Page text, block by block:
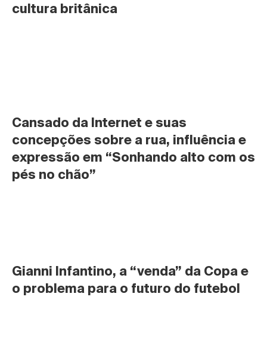
cultura britânica
Cansado da Internet e suas
concepções sobre a rua, influência e
expressão em “Sonhando alto com os
pés no chão”
Gianni Infantino, a “venda” da Copa e
o problema para o futuro do futebol